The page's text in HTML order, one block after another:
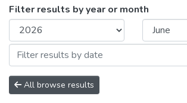
Filter results by year or month
All browse results